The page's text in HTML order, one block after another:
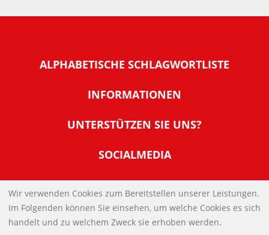
ALPHABETISCHE SCHLAGWORTLISTE
INFORMATIONEN
Warum NachDenkSeiten
Tipps zur Nutzung der NachDenkSeiten
Banner und E-Mail-Signaturen
Links
Kontakt
UNTERSTÜTZEN SIE UNS?
Werden Sie Fördermitglied
Spenden Sie Online
SOCIALMEDIA
IMPRESSUM
DATENSCHUTZERKLÄRUNG
Wir verwenden Cookies zum Bereitstellen unserer Leistungen.
Im Folgenden können Sie einsehen, um welche Cookies es sich
handelt und zu welchem Zweck sie erhoben werden.